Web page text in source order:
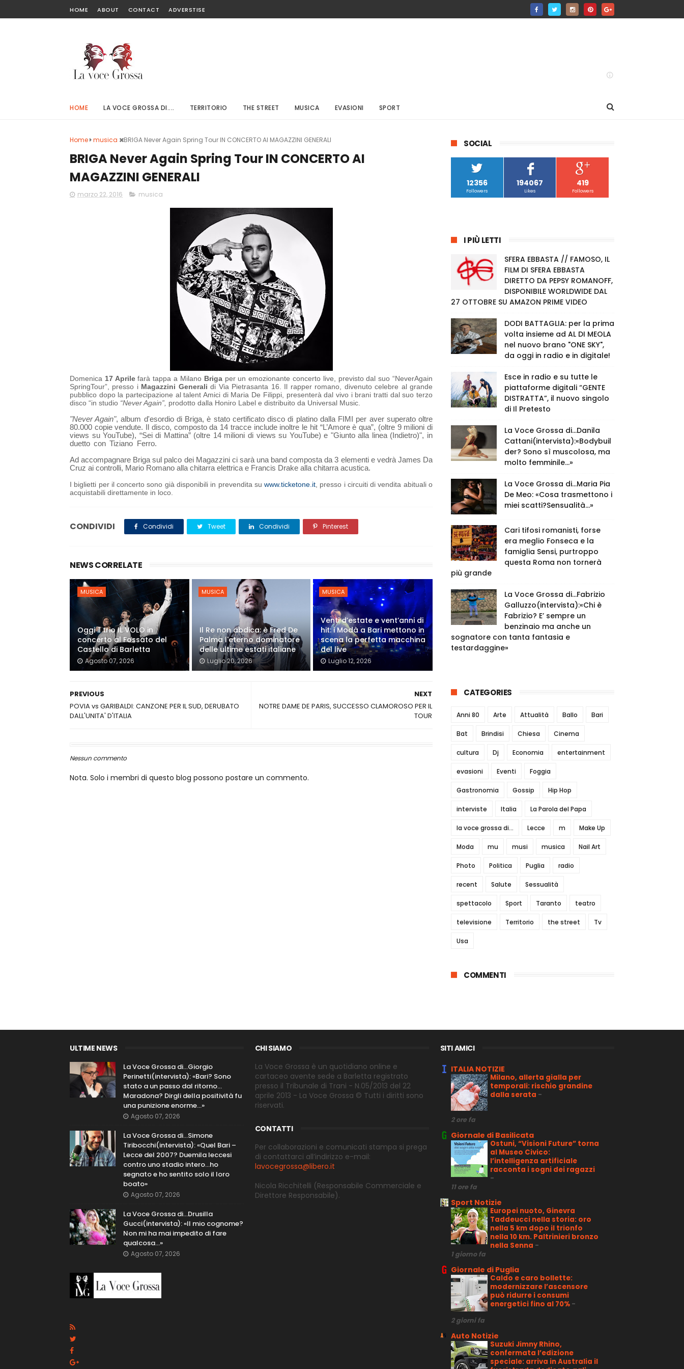
HOME ABOUT CONTACT ADVERSTISE
HOME LA VOCE GROSSA DI.... TERRITORIO THE STREET MUSICA EVASIONI SPORT
Home musica BRIGA Never Again Spring Tour IN CONCERTO AI MAGAZZINI GENERALI
BRIGA Never Again Spring Tour IN CONCERTO AI
MAGAZZINI GENERALI
marzo 22, 2016 musica
Domenica 17 Aprilefarà tappa a Milano Briga per un emozionante concerto live, previsto dal suo “NeverAgain
SpringTour”, presso i Magazzini Generali di Via Pietrasanta 16. Il rapper romano, divenuto celebre al grande
pubblico dopo la partecipazione al talent Amici di Maria De Filippi, presenterà dal vivo i brani tratti dal suo terzo
disco “in studio “Never Again”, prodotto dalla Honiro Label e distribuito da Universal Music.
"Never Again", album d'esordio di Briga, è stato certificato disco di platino dalla FIMI per aver superato oltre
80.000 copie vendute. Il disco, composto da 14 tracce include inoltre le hit “L’Amore è qua”, (oltre 9 milioni di
views su YouTube), “Sei di Mattina” (oltre 14 milioni di views su YouTube) e "Giunto alla linea (Indietro)", in
duetto con Tiziano Ferro.
Ad accompagnare Briga sul palco dei Magazzini ci sarà una band composta da 3 elementi e vedrà James Da
Cruz ai controlli, Mario Romano alla chitarra elettrica e Francis Drake alla chitarra acustica.
I biglietti per il concerto sono già disponibili in prevendita suwww.ticketone.it presso i circuiti di vendita abituali o
acquistabili direttamente in loco.
CONDIVIDI Condividi Tweet Condividi Pinterest
NEWS CORRELATE
MUSICA
Oggi il trio IL VOLO in
concerto al Fossato del
Castello di Barletta
Agosto 07, 2026
MUSICA
Il Re non abdica: è Fred De
Palma l'eterno dominatore
delle ultime estati italiane
Luglio 20, 2026
MUSICA
Venti d’estate e vent’anni di
hit: i Modà a Bari mettono in
scena la perfetta macchina
del live
Luglio 12, 2026
NEXT
NOTRE DAME DE PARIS, SUCCESSO CLAMOROSO PER IL
TOUR
PREVIOUS
POVIA vs GARIBALDI: CANZONE PER IL SUD, DERUBATO
DALL'UNITA' D'ITALIA
Nessun commento
Nota. Solo i membri di questo blog possono postare un commento.
SOCIAL
12356
Followers
194067
Likes
419
Followers
I PIÙ LETTI
SFERA EBBASTA // FAMOSO, IL
FILM DI SFERA EBBASTA
DIRETTO DA PEPSY ROMANOFF,
DISPONIBILE WORLDWIDE DAL
27 OTTOBRE SU AMAZON PRIME VIDEO
DODI BATTAGLIA: per la prima
volta insieme ad AL DI MEOLA
nel nuovo brano "ONE SKY",
da oggi in radio e in digitale!
Esce in radio e su tutte le
piattaforme digitali “GENTE
DISTRATTA”, il nuovo singolo
di Il Pretesto
La Voce Grossa di…Danila
Cattani(intervista):«Bodybuil
der? Sono sì muscolosa, ma
molto femminile…»
La Voce Grossa di…Maria Pia
De Meo: «Cosa trasmettono i
miei scatti?Sensualità…»
Cari tifosi romanisti, forse
era meglio Fonseca e la
famiglia Sensi, purtroppo
questa Roma non tornerà
più grande
La Voce Grossa di…Fabrizio
Galluzzo(intervista):«Chi è
Fabrizio? E’ sempre un
benzinaio ma anche un
sognatore con tanta fantasia e
testardaggine»
CATEGORIES
Anni 80 Arte Attualità Ballo Bari
Bat Brindisi Chiesa Cinema
cultura Dj Economia entertainment
evasioni Eventi Foggia
Gastronomia Gossip Hip Hop
interviste Italia La Parola del Papa
la voce grossa di... Lecce m Make Up
Moda mu musi musica Nail Art
Photo Politica Puglia radio
recent Salute Sessualità
spettacolo Sport Taranto teatro
televisione Territorio the street Tv
Usa
COMMENTI
ULTIME NEWS
La Voce Grossa di…Giorgio
Perinetti(intervista): «Bari? Sono
stato a un passo dal ritorno...
Maradona? Dirgli della positività fu
una punizione enorme…»
Agosto 07, 2026
La Voce Grossa di…Simone
Tiribocchi(intervista): «Quel Bari –
Lecce del 2007? Duemila leccesi
contro uno stadio intero...ho
segnato e ho sentito solo il loro
boato»
Agosto 07, 2026
La Voce Grossa di…Drusilla
Gucci(intervista): «Il mio cognome?
Non mi ha mai impedito di fare
qualcosa…»
Agosto 07, 2026
CHI SIAMO
La Voce Grossa è un quotidiano online e
cartaceo avente sede a Barletta registrato
presso il Tribunale di Trani - N.05/2013 del 22
aprile 2013 - La Voce Grossa © Tutti i diritti sono
riservati.
CONTATTI
Per collaborazioni e comunicati stampa si prega
di contattarci all’indirizzo e-mail:
lavocegrossa@libero.it
Nicola Ricchitelli (Responsabile Commerciale e
Direttore Responsabile).
SITI AMICI
ITALIA NOTIZIE
Milano, allerta gialla per
temporali: rischio grandine
dalla serata -
2 ore fa
Giornale di Basilicata
Ostuni, “Visioni Future” torna
al Museo Civico:
l’intelligenza artificiale
racconta i sogni dei ragazzi
-
11 ore fa
Sport Notizie
Europei nuoto, Ginevra
Taddeucci nella storia: oro
nella 5 km dopo il trionfo
nella 10 km. Paltrinieri bronzo
nella Senna -
1 giorno fa
Giornale di Puglia
Caldo e caro bollette:
modernizzare l’ascensore
può ridurre i consumi
energetici fino al 70% -
2 giorni fa
Auto Notizie
Suzuki Jimny Rhino,
confermata l’edizione
speciale: arriva in Australia il